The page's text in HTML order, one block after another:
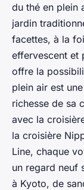
du thé en plein
jardin
facettes, à la
effervescent et
offre la
plein air est
richesse de sa
avec la
la croisière
Line, chaque
un regard neuf
à Kyoto, de